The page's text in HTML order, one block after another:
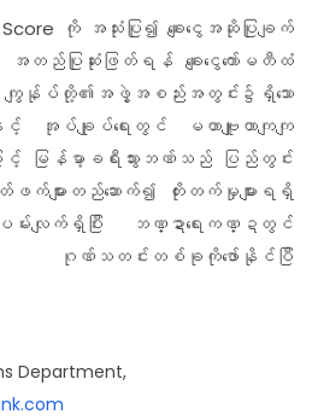
ကို အသုံးပြု၍ ချေးငွေအဆိုပြုချက်
အတည်ပြုဆုံးဖြတ်ရန် ချေးငွေကော်မတီထံ
န်ုပ်တို့၏အဖွဲ့အစည်းအတွင်း၌ရှိသော
င့် အုပ်ချုပ်ရေးတွင် မဟာဗျူဟာကျကျ
ြင့် မြန်မာ့ခရီးသွားဘဏ်သည် ပြည်တွင်း
ျားတည်ဆောက်၍ တိုးတက်မှုများရရှိ
လျက်ရှိပြီး ဘဏ္ဍာရေးကဏ္ဍတွင်
ာ ဂုဏ်သတင်းတစ်ခုကိုဖော်နိုင်ပြီ
Department,